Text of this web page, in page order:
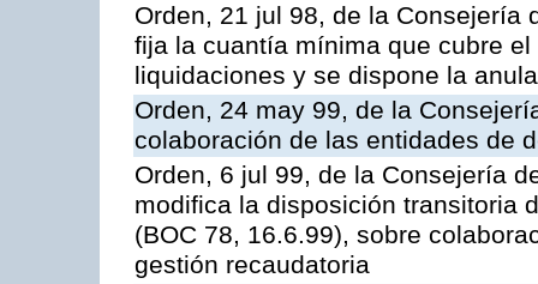
Orden, 21 jul 98, de la Consejería
fija la cuantía mínima que cubre
liquidaciones y se dispone la
Orden, 24 may 99, de la
colaboración de las entidades de
Orden, 6 jul 99, de la Consejería
modifica la disposición transitoria
(BOC 78, 16.6.99), sobre
gestión recaudatoria